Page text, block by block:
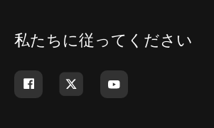
私たちに従ってください